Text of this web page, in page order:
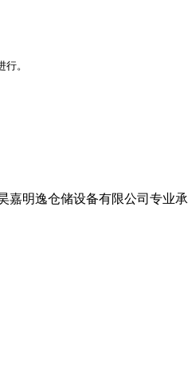
行。
明逸仓储设备有限公司专业